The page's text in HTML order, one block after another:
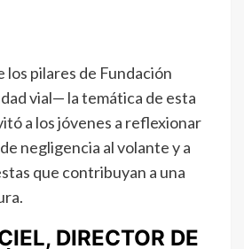
los pilares de Fundación
vial— la temática de esta
a los jóvenes a reflexionar
negligencia al volante y a
que contribuyan a una
DIRECTOR DE